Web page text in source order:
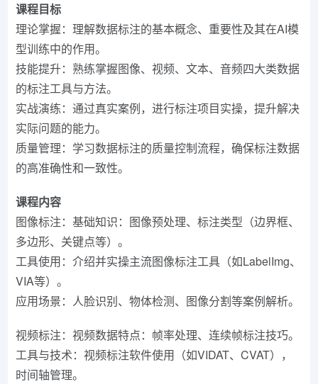
课程目标
理论掌握：理解数据标注的基本概念、重要性及其在AI模
型训练中的作用。
技能提升：熟练掌握图像、视频、文本、音频四大类数据
的标注工具与方法。
实战演练：通过真实案例，进行标注项目实操，提升解决
实际问题的能力。
质量管理：学习数据标注的质量控制流程，确保标注数据
的高准确性和一致性。
课程内容
图像标注：基础知识：图像预处理、标注类型（边界框、
多边形、关键点等）。
工具使用：介绍并实操主流图像标注工具（如LabelImg、
VIA等）。
应用场景：人脸识别、物体检测、图像分割等案例解析。
视频标注：视频数据特点：帧率处理、连续帧标注技巧。
工具与技术：视频标注软件使用（如VIDAT、CVAT），
时间轴管理。